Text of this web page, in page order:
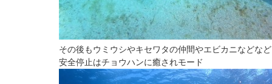
その後もウミウシやキセワタの仲間やエビカニなどな
安全停止はチョウハンに癒されモード